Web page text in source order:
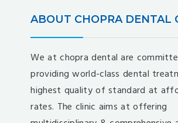
ABOUT CHOPRA DENTAL
We at chopra dental are
providing world-class dental
highest quality of standard at
rates. The clinic aims at offering